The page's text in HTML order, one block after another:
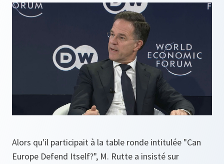
Alors qu'il participait à la table ronde intitulée "Can
Europe Defend Itself?", M. Rutte a insisté sur